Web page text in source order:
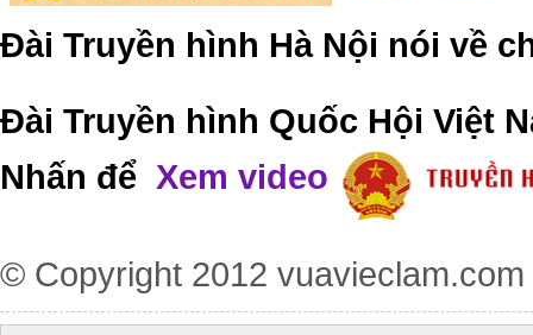
Đài Truyền hình Hà Nội nói về
Đài Truyền hình Quốc Hội Việt
Nhấn để Xem video
© Copyright 2012 vuavieclam.com